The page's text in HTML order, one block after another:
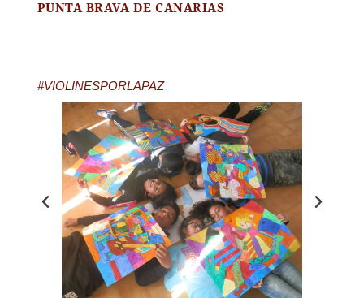
PUNTA BRAVA DE CANARIAS
#VIOLINESPORLAPAZ